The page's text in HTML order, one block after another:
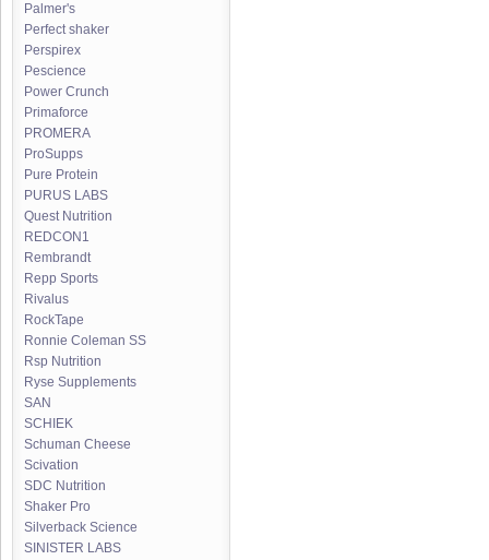
Palmer's
Perfect shaker
Perspirex
Pescience
Power Crunch
Primaforce
PROMERA
ProSupps
Pure Protein
PURUS LABS
Quest Nutrition
REDCON1
Rembrandt
Repp Sports
Rivalus
RockTape
Ronnie Coleman SS
Rsp Nutrition
Ryse Supplements
SAN
SCHIEK
Schuman Cheese
Scivation
SDC Nutrition
Shaker Pro
Silverback Science
SINISTER LABS